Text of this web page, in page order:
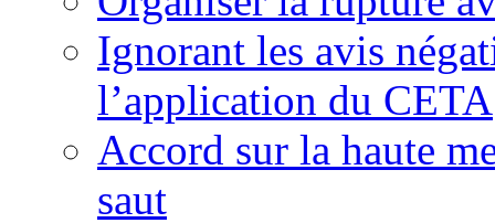
Ignorant les avis
l’application du CETA
Accord sur la haute
saut